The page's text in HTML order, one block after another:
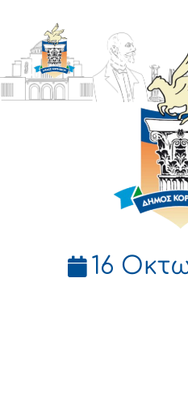
ΔΗΜΟΣ
ΚΟΡΙΝΘΙΩΝ
16